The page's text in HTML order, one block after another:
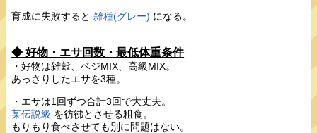
育成に失敗すると雑種(グレー) になる。
◆ 好物・エサ回数・最低体重条件
・好物は雑穀、ベジMIX、高級MIX。
あっさりしたエサを3種。
・エサは1回ずつ合計3回で大丈夫。
某伝説級 を彷彿とさせる粗食。
もりもり食べさせても別に問題はない。